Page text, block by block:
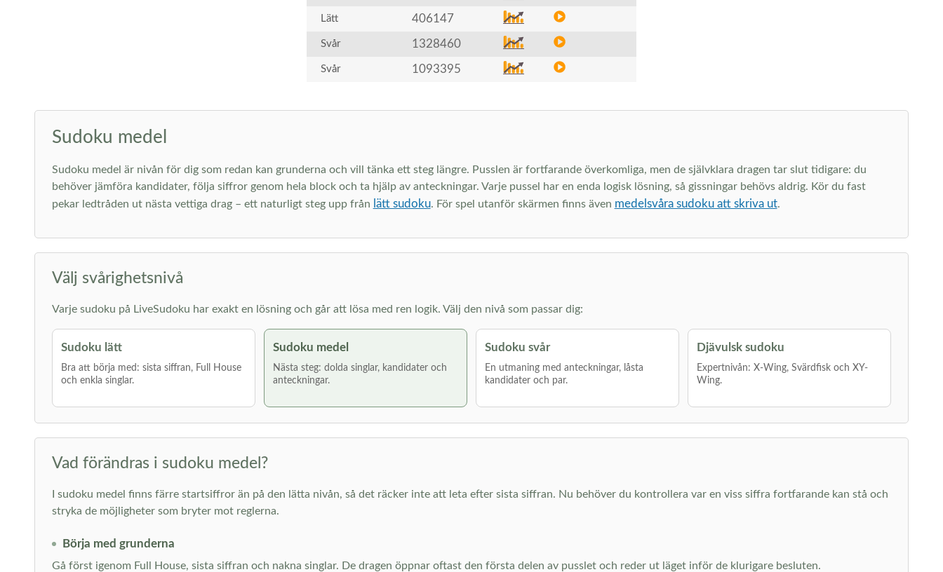
Lätt 406147
Svår 1328460
Svår 1093395
Sudoku medel
Sudoku medel är nivån för dig som redan kan grunderna och vill tänka ett steg längre. Pusslen är fortfarande överkomliga, men de självklara dragen tar slut tidigare: du
behöver jämföra kandidater, följa siffror genom hela block och ta hjälp av anteckningar. Varje pussel har en enda logisk lösning, så gissningar behövs aldrig. Kör du fast
pekar ledtråden ut nästa vettiga drag – ett naturligt steg upp från lätt sudoku. För spel utanför skärmen finns även medelsvåra sudoku att skriva ut.
Välj svårighetsnivå
Varje sudoku på LiveSudoku har exakt en lösning och går att lösa med ren logik. Välj den nivå som passar dig:
Sudoku lätt
Bra att börja med: sista siffran, Full House
och enkla singlar.
Sudoku medel
Nästa steg: dolda singlar, kandidater och
anteckningar.
Sudoku svår
En utmaning med anteckningar, låsta
kandidater och par.
Djävulsk sudoku
Expertnivån: X-Wing, Svärdfisk och XY-
Wing.
Vad förändras i sudoku medel?
I sudoku medel finns färre startsiffror än på den lätta nivån, så det räcker inte att leta efter sista siffran. Nu behöver du kontrollera var en viss siffra fortfarande kan stå och
stryka de möjligheter som bryter mot reglerna.
Börja med grunderna
Gå först igenom Full House, sista siffran och nakna singlar. De dragen öppnar oftast den första delen av pusslet och reder ut läget inför de klurigare besluten.